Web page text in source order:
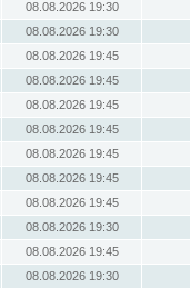
08.08.2026 19:30
08.08.2026 19:30
08.08.2026 19:45
08.08.2026 19:45
08.08.2026 19:45
08.08.2026 19:45
08.08.2026 19:45
08.08.2026 19:45
08.08.2026 19:45
08.08.2026 19:30
08.08.2026 19:45
08.08.2026 19:30